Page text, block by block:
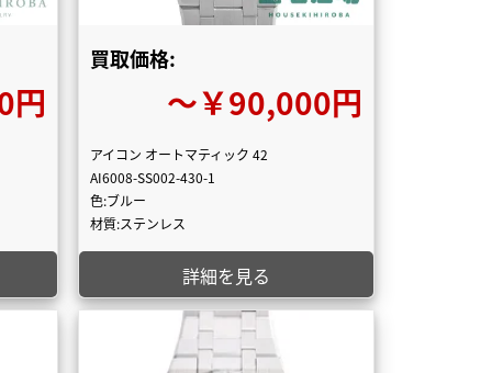
円
買取価格:
〜￥90,000円
アイコン オートマティック 42
AI6008-SS002-430-1
色:ブルー
材質:ステンレス
詳細を見る